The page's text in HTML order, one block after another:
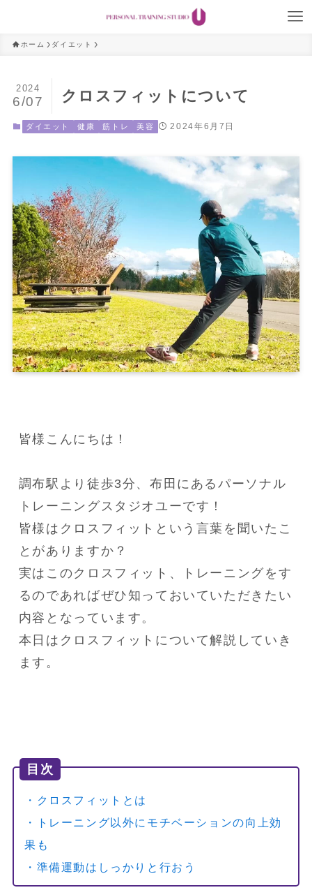
ホーム ダイエット
クロスフィットについて
2024
6/07
ダイエット 健康 筋トレ 美容 2024年6月7日
皆様こんにちは！
調布駅より徒歩3分、布田にあるパーソナル
トレーニングスタジオユーです！
皆様はクロスフィットという言葉を聞いたこ
とがありますか？
実はこのクロスフィット、トレーニングをす
るのであればぜひ知っておいていただきたい
内容となっています。
本日はクロスフィットについて解説していき
ます。
目次
・クロスフィットとは
・トレーニング以外にモチベーションの向上効
果も
・準備運動はしっかりと行おう